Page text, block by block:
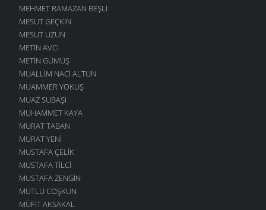
MEHMET RAMAZAN BEŞLI
MESUT GEÇKIN
MESUT UZUN
METIN AVCI
METIN GÜMÜŞ
MUALLIM NACI ALTUN
MUAMMER YOKUŞ
MUAZ SUBAŞI
MUHAMMET KAYA
MURAT TABAN
MURAT YENI
MUSTAFA ÇELIK
MUSTAFA TILCI
MUSTAFA ZENGIN
MUTLU COŞKUN
MÜFIT AKSAKAL